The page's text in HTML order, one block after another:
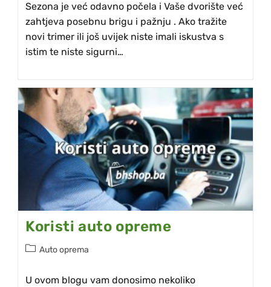
Sezona je već odavno počela i Vaše dvorište već
zahtjeva posebnu brigu i pažnju . Ako tražite
novi trimer ili još uvijek niste imali iskustva s
istim te niste sigurni…
Koristi auto opreme
Auto oprema
U ovom blogu vam donosimo nekoliko